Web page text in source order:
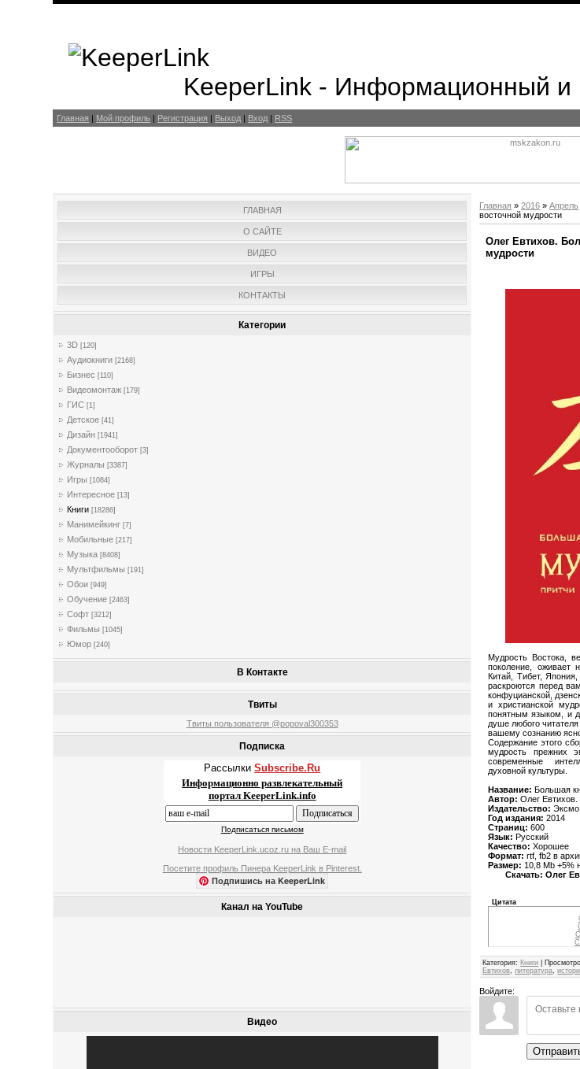
KeeperLink - Информационный и
Главная | Мой профиль | Регистрация | Выход | Вход | RSS
ГЛАВНАЯ
О САЙТЕ
ВИДЕО
ИГРЫ
КОНТАКТЫ
Категории
3D [120]
Аудиокниги [2168]
Бизнес [110]
Видеомонтаж [179]
ГИС [1]
Детское [41]
Дизайн [1941]
Документооборот [3]
Журналы [3387]
Игры [1084]
Интересное [13]
Книги [18286]
Манимейкинг [7]
Мобильные [217]
Музыка [8408]
Мультфильмы [191]
Обои [949]
Обучение [2463]
Софт [3212]
Фильмы [1045]
Юмор [240]
В Контакте
Твиты
Твиты пользователя @popoval300353
Подписка
РассылкиSubscribe.Ru
Информационно развлекательный
портал KeeperLink.info
Подписаться письмом
Новости KeeperLink.ucoz.ru на Ваш E-mail
Посетите профиль Пинера KeeperLink в Pinterest.
Подпишись на KeeperLink
Канал на YouTube
Видео
Главная »2016 » Апрель
восточной мудрости
Олег Евтихов.
мудрости
Мудрость Востока,
поколение, оживает
Китай, Тибет,
раскроются перед
конфуцианской,
и христианской
понятным языком, и
душе любого
вашему сознанию
Содержание этого
мудрость прежних
современные
духовной культуры.
Название:Большая
Автор: Олег Евтихов.
Издательство: Эксмо
Год издания: 2014
Страниц: 600
Язык: Русский
Качество: Хорошее
Формат: rtf, fb2 в
Размер: 10,8 Mb +5%
Скачать: Олег
Цитата
Категория: Книги
Евтихов
литература ,
Войдите: